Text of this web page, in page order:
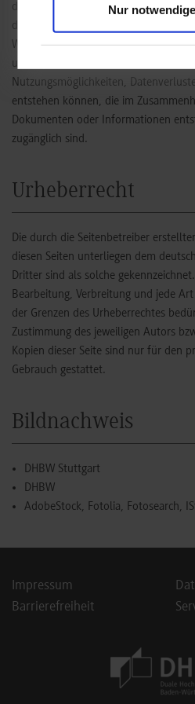
Nur
der Website oder die Richtigkeit der
der Website wird ausgeschlossen. Die
Württemberg Stuttgart haftet daher
und unmittelbare Schäden oder
Nutzungsmöglichkeiten,
entstehen können, die im
Dokumenten oder Informationen
zugänglich sind.
Urheberrecht
Die durch die Seitenbetreiber
diesen Seiten unterliegen dem
Dritter sind als solche
Bearbeitung, Verbreitung und jede
der Grenzen des Urheberrechtes
Zustimmung des jeweiligen Autors
Kopien dieser Seite sind nur für den
Gebrauch gestattet.
Bildnachweis
DHBW Stuttgart
DHBW
AdobeStock, Fotolia, Fotosearch,
Footer Meta
Impressum
Barrierefreiheit